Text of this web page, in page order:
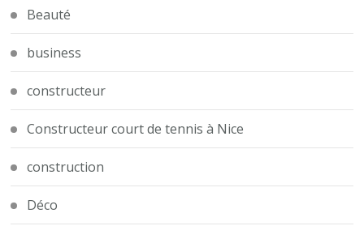
Beauté
business
constructeur
Constructeur court de tennis à Nice
construction
Déco